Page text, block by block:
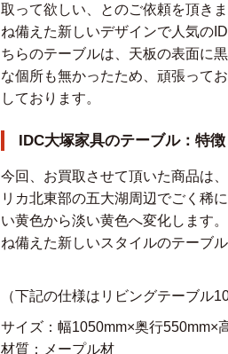
取って欲しい、とのご依頼を頂き
ね備えた新しいデザインで人気の
ちらのテーブルは、天板の表面に
な個所も無かったため、頑張って
しております。
IDC大塚家具のテーブル：特
今回、お買取させて頂いた商品は
リカ北東部の五大湖周辺でごく稀
い黄色から淡い黄色へ変化します
ね備えた新しいスタイルのテーブ
（下記の仕様はリビングテーブル
サイズ：幅1050mm×奥行550mm×
材質：メープル材